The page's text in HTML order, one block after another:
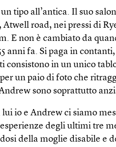
tipo all’antica. Il suo
Atwell road, nei pressi di
E non è cambiato da
anni fa. Si paga in contanti,
consistono in un unico
un paio di foto che
sono soprattutto
io e Andrew ci siamo
degli ultimi tre
della moglie disabile e